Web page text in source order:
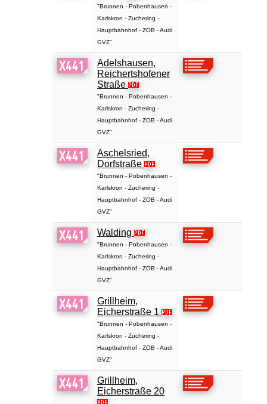
"Brunnen - Pobenhausen -
Karlskron - Zuchering -
Hauptbahnhof - ZOB - Audi
GVZ"
Adelshausen,
Reichertshofener
Straße
"Brunnen - Pobenhausen -
Karlskron - Zuchering -
Hauptbahnhof - ZOB - Audi
GVZ"
Aschelsried,
Dorfstraße
"Brunnen - Pobenhausen -
Karlskron - Zuchering -
Hauptbahnhof - ZOB - Audi
GVZ"
Walding
"Brunnen - Pobenhausen -
Karlskron - Zuchering -
Hauptbahnhof - ZOB - Audi
GVZ"
Grillheim,
Eicherstraße 1
"Brunnen - Pobenhausen -
Karlskron - Zuchering -
Hauptbahnhof - ZOB - Audi
GVZ"
Grillheim,
Eicherstraße 20